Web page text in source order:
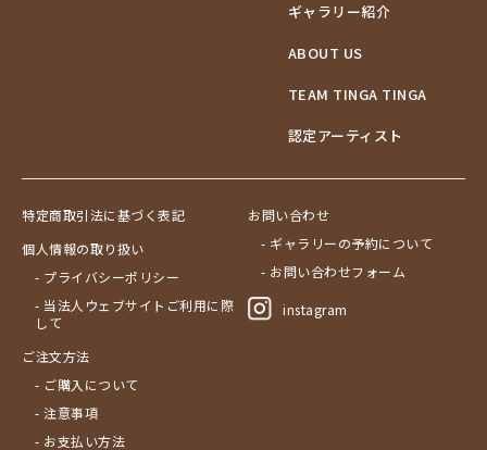
ギャラリー紹介
ABOUT US
TEAM TINGA TINGA
認定アーティスト
特定商取引法に基づく表記
個人情報の取り扱い
- プライバシーポリシー
- 当法人ウェブサイトご利用に際
して
ご注文方法
- ご購入について
- 注意事項
- お支払い方法
お問い合わせ
- ギャラリーの予約について
- お問い合わせフォーム
instagram